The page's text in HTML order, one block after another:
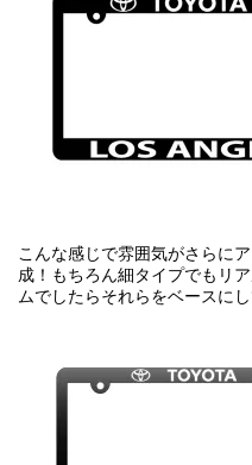
こんな感じで雰囲気がさらに
成！もちろん細タイプでもリ
ムでしたらそれらをベースに